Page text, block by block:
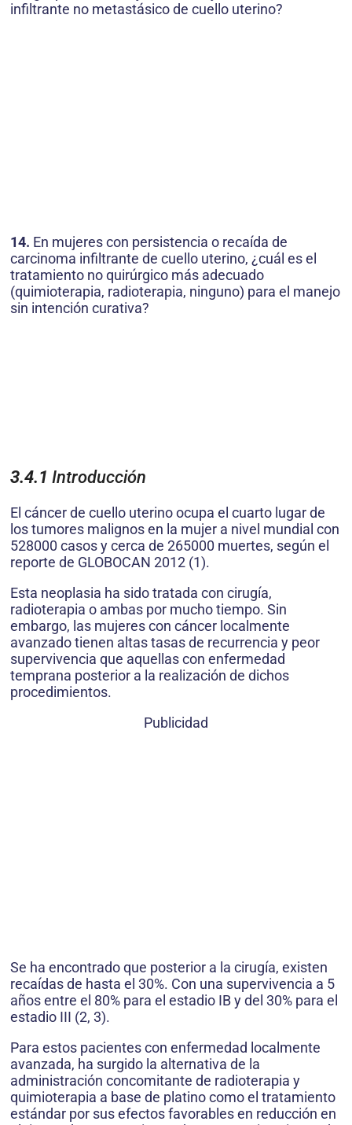
infiltrante no metastásico de cuello uterino?
14. En mujeres con persistencia o recaída de
carcinoma infiltrante de cuello uterino, ¿cuál es el
tratamiento no quirúrgico más adecuado
(quimioterapia, radioterapia, ninguno) para el manejo
sin intención curativa?
3.4.1 Introducción
El cáncer de cuello uterino ocupa el cuarto lugar de
los tumores malignos en la mujer a nivel mundial con
528000 casos y cerca de 265000 muertes, según el
reporte de GLOBOCAN 2012 (1).
Esta neoplasia ha sido tratada con cirugía,
radioterapia o ambas por mucho tiempo. Sin
embargo, las mujeres con cáncer localmente
avanzado tienen altas tasas de recurrencia y peor
supervivencia que aquellas con enfermedad
temprana posterior a la realización de dichos
procedimientos.
Publicidad
Se ha encontrado que posterior a la cirugía, existen
recaídas de hasta el 30%. Con una supervivencia a 5
años entre el 80% para el estadio IB y del 30% para el
estadio III (2, 3).
Para estos pacientes con enfermedad localmente
avanzada, ha surgido la alternativa de la
administración concomitante de radioterapia y
quimioterapia a base de platino como el tratamiento
estándar por sus efectos favorables en reducción en